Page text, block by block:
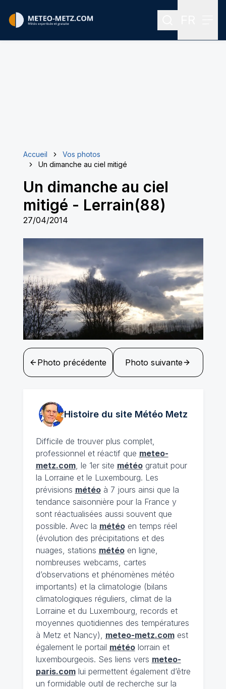
Rechercher
Accueil
Vos photos
Un dimanche au ciel mitigé
Un dimanche au ciel
mitigé - Lerrain(88)
27/04/2014
Photo précédente Photo suivante
Histoire du site MétéoMetz
Difficile de trouver plus complet,
professionnel et réactif que meteo-
metz.com, le 1er site météogratuit pour
la Lorraine et le Luxembourg. Les
prévisions météoà 7 jours ainsi que la
tendance saisonnière pour la France y
sont réactualisées aussi souvent que
possible. Avec la météoen temps réel
(évolution des précipitations et des
nuages, stations météoen ligne,
nombreuses webcams, cartes
d’observations et phénomènes météo
importants) et la climatologie (bilans
climatologiques réguliers, climat de la
Lorraine et du Luxembourg, records et
moyennes quotidiennes des températures
à Metz et Nancy), meteo-metz.comest
également le portail météolorrain et
luxembourgeois. Ses liens vers meteo-
paris.comlui permettent également d’être
un formidable outil de recherche sur la